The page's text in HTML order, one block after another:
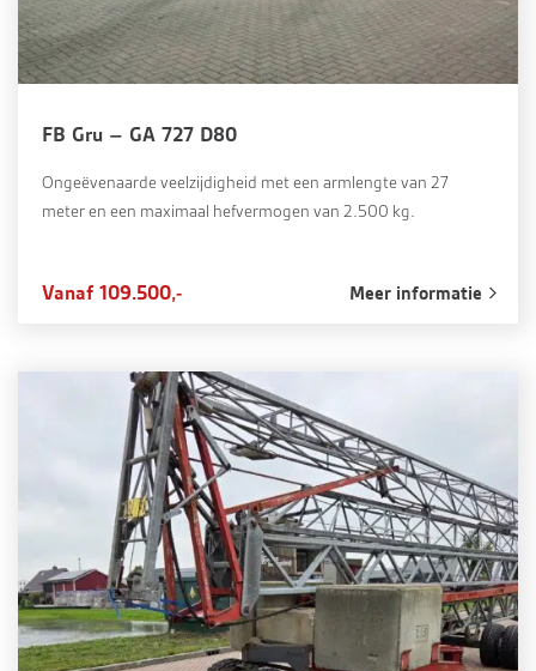
FB Gru – GA 727 D80
Ongeëvenaarde veelzijdigheid met een armlengte van 27
meter en een maximaal hefvermogen van 2.500 kg.
Vanaf 109.500,- Meer informatie